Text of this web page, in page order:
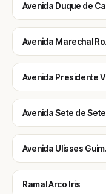
Ramal Arco Iris